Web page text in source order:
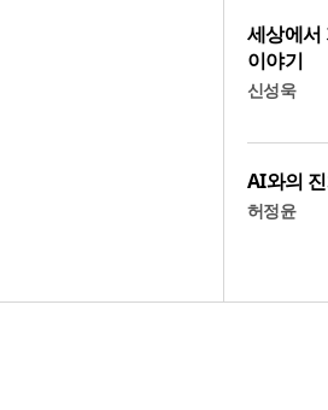
세상에서
이야기
신성욱
AI와의
허정윤